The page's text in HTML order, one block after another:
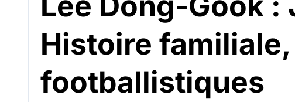
Histoire
footballistiques